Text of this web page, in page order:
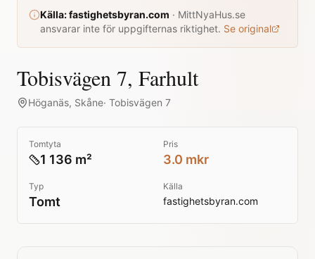
Källa:fastighetsbyran.com · MittNyaHus.se
ansvarar inte för uppgifternas riktighet. Se original
Tobisvägen 7, Farhult
Höganäs, Skåne· Tobisvägen 7
Tomtyta
1 136 m²
Pris
3.0 mkr
Typ
Tomt
Källa
fastighetsbyran.com